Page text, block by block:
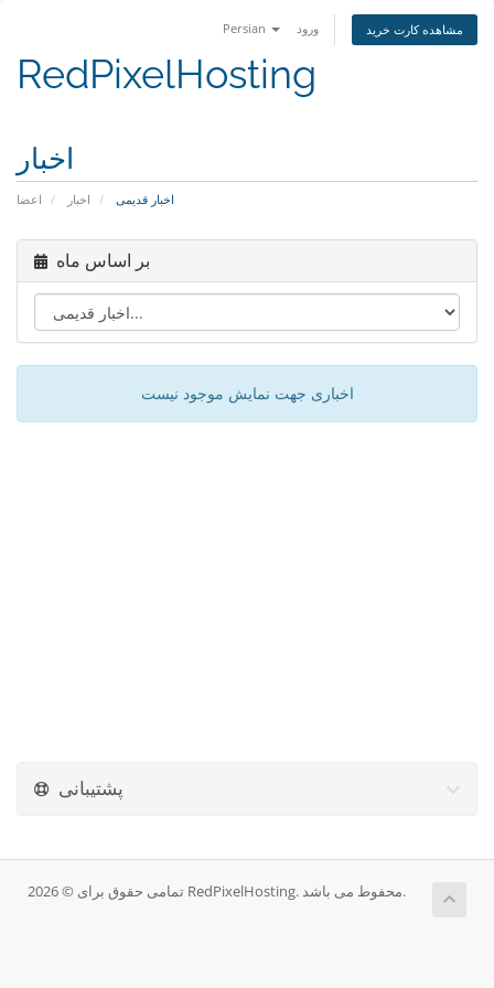
Persian ورود مشاهده کارت خرید
RedPixelHosting
اخبار
اعضا اخبار اخبار قدیمی
بر اساس ماه
اخباری جهت نمایش موجود نیست
پشتیبانی
تمامی حقوق برای © 2026 RedPixelHosting. محفوط می باشد.